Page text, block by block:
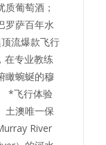
葡萄酒；
罗萨百年水
流爆款飞行
专业教练
瞰蜿蜒的穆
*飞行体验
澳唯一保
River